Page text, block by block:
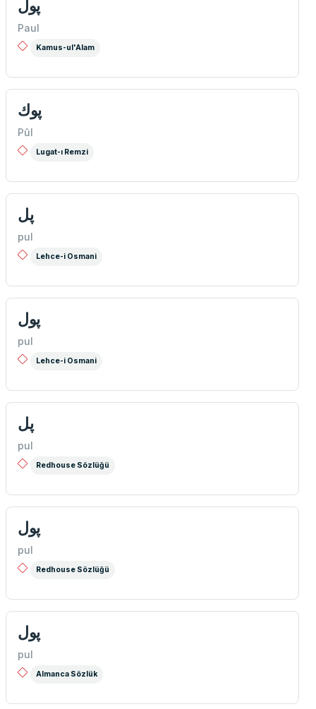
پول
Paul
Kamus-ul'Alam
پوك
Pûl
Lugat-ı Remzi
پل
pul
Lehce-i Osmani
پول
pul
Lehce-i Osmani
پل
pul
Redhouse Sözlüğü
پول
pul
Redhouse Sözlüğü
پول
pul
Almanca Sözlük